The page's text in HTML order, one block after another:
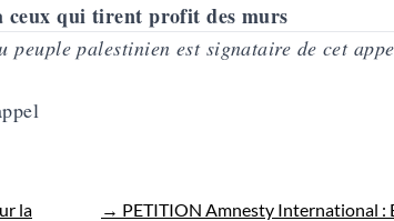
ceux qui tirent profit des murs
peuple palestinien est signataire de cet
la
→ PETITION Amnesty International :